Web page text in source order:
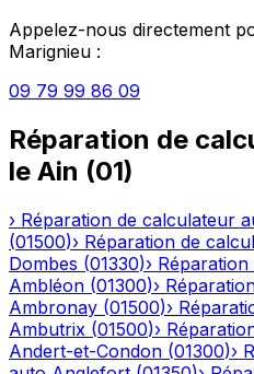
Appelez-nous directement
Marignieu :
09 79 99 86 09
Réparation de
le Ain (01)
› Réparation de calculateur
(01500)› Réparation de
Dombes (01330)›
Ambléon (01300)›
Ambronay (01500)›
Ambutrix (01500)›
Andert-et-Condon (01300)›